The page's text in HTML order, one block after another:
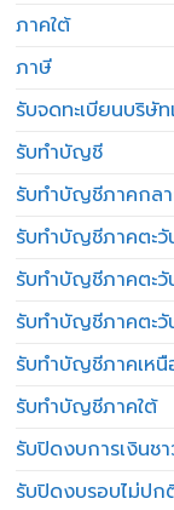
ภาคใต้
ภาษี
รับจดทะเบียนบริษั
รับทำบัญชี
รับทำบัญชีภาคกล
รับทำบัญชีภาคตะ
รับทำบัญชีภาคตะ
รับทำบัญชีภาคตะวั
รับทำบัญชีภาคเหนื
รับทำบัญชีภาคใต้
รับปิดงบการเงินช
รับปิดงบรอบไม่ปก